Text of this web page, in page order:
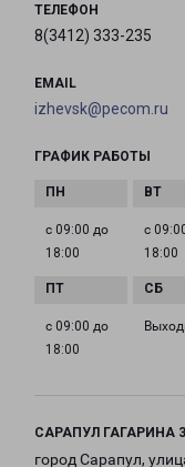
ТЕЛЕФОН
8(3412) 333-235
EMAIL
izhevsk@pecom.ru
ГРАФИК РАБОТЫ
с 09:00 до
18:00
с
18:00
с 09:00 до
18:00
САРАПУЛ ГАГАРИНА
город Сарапул,